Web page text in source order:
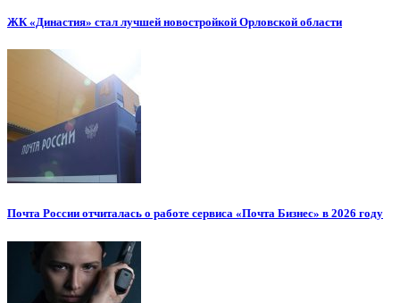
ЖК «Династия» стал лучшей новостройкой Орловской области
Почта России отчиталась о работе сервиса «Почта Бизнес» в 2026 году